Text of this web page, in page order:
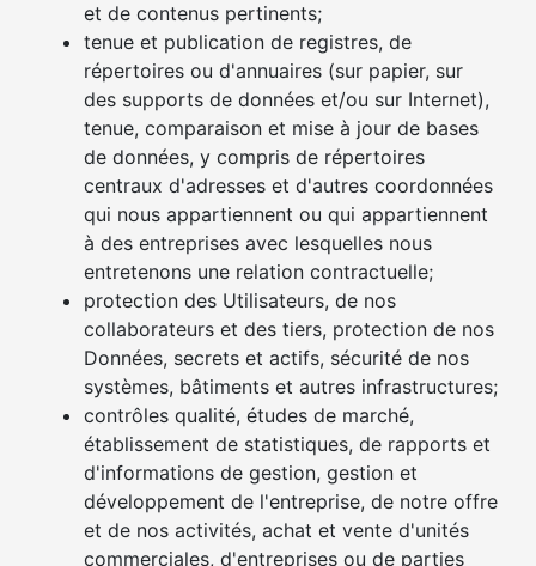
et de contenus pertinents;
tenue et publication de registres, de
répertoires ou d'annuaires (sur papier, sur
des supports de données et/ou sur Internet),
tenue, comparaison et mise à jour de bases
de données, y compris de répertoires
centraux d'adresses et d'autres coordonnées
qui nous appartiennent ou qui appartiennent
à des entreprises avec lesquelles nous
entretenons une relation contractuelle;
protection des Utilisateurs, de nos
collaborateurs et des tiers, protection de nos
Données, secrets et actifs, sécurité de nos
systèmes, bâtiments et autres infrastructures;
contrôles qualité, études de marché,
établissement de statistiques, de rapports et
d'informations de gestion, gestion et
développement de l'entreprise, de notre offre
et de nos activités, achat et vente d'unités
commerciales, d'entreprises ou de parties